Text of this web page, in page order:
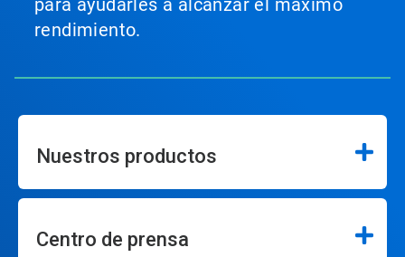
para ayudarles a alcanzar el máximo
rendimiento.
Nuestros productos
Centro de prensa